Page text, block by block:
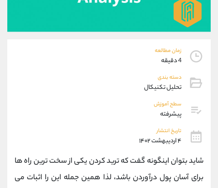
زمان مطالعه
4 دقیقه
دسته بندی
تحلیل تکنیکال
سطح آموزش
پیشرفته
تاریخ انتشار
۴ اردیبهشت ۱۴۰۲
شاید بتوان اینگونه گفت که ترید کردن یکی از سخت ترین راه ها
برای آسان پول درآوردن باشد، لذا همین جمله این را اثبات می
واتساپ
تلگرام
پشتیبان فروش
موبایل
اطلاعات تماس
تلفن 021-22021030
021-22021040
بدون پیش شماره